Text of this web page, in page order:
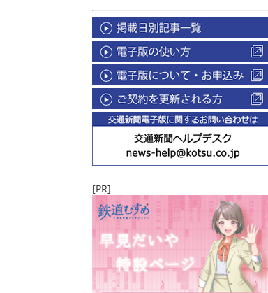
[PR]